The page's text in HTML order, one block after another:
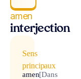
amen
interjection
Sens
principaux
amen[Dans